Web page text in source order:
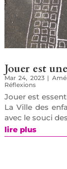
Jouer est
Mar 24, 2023|
Réflexions
Jouer est
La Ville des
avec le souci
lire plus